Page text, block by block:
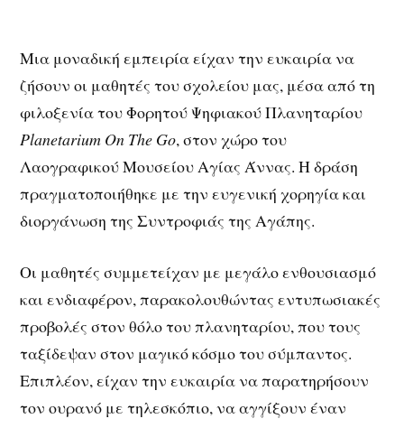
Μια μοναδική εμπειρία είχαν την ευκαιρία να
ζήσουν οι μαθητές του σχολείου μας, μέσα από τη
φιλοξενία του Φορητού Ψηφιακού Πλανηταρίου
Planetarium On The Go, στον χώρο του
Λαογραφικού Μουσείου Αγίας Άννας. Η δράση
πραγματοποιήθηκε με την ευγενική χορηγία και
διοργάνωση της Συντροφιάς της Αγάπης.
Οι μαθητές συμμετείχαν με μεγάλο ενθουσιασμό
και ενδιαφέρον, παρακολουθώντας εντυπωσιακές
προβολές στον θόλο του πλανηταρίου, που τους
ταξίδεψαν στον μαγικό κόσμο του σύμπαντος.
Επιπλέον, είχαν την ευκαιρία να παρατηρήσουν
τον ουρανό με τηλεσκόπιο, να αγγίξουν έναν